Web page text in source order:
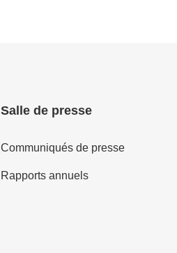
Salle de presse
Communiqués de presse
Rapports annuels